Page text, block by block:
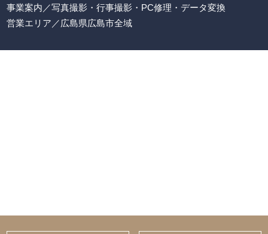
事業案内／写真撮影・行事撮影・PC修理・データ変換
営業エリア／広島県広島市全域